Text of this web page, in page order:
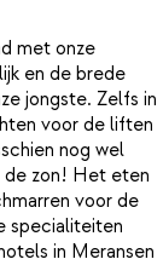
met onze
en de brede
jongste. Zelfs in
voor de liften
nog wel
de zon! Het eten
voor de
specialiteiten
in Meransen